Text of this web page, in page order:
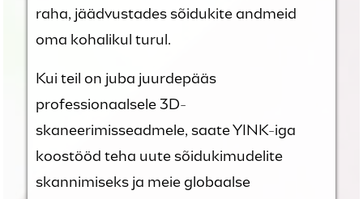
raha, jäädvustades sõidukite andmeid
oma kohalikul turul.
Kui teil on juba juurdepääs
professionaalsele 3D-
skaneerimisseadmele, saate YINK-iga
koostööd teha uute sõidukimudelite
skannimiseks ja meie globaalse